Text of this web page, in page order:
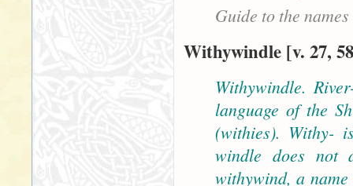
Guide to the names
Withywindle [v. 27,
Withywindle.
language of the
(withies). Withy-
windle does not
withywind, a